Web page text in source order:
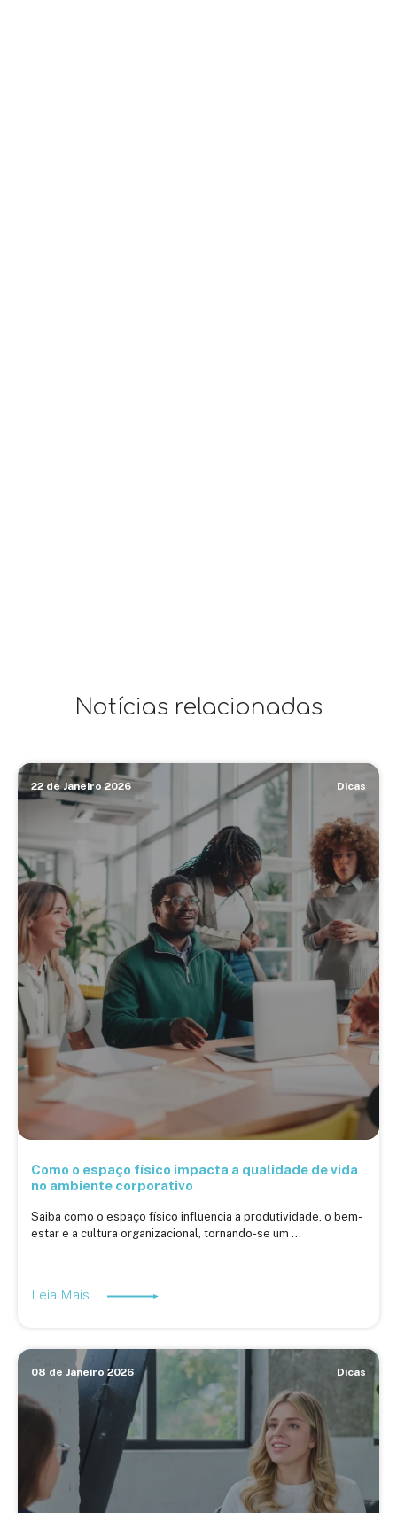
Notícias relacionadas
22 de Janeiro 2026 Dicas
Como o espaço físico impacta a qualidade de vida
no ambiente corporativo
Saiba como o espaço físico influencia a produtividade, o bem-
estar e a cultura organizacional, tornando-se um ...
Leia Mais
08 de Janeiro 2026 Dicas